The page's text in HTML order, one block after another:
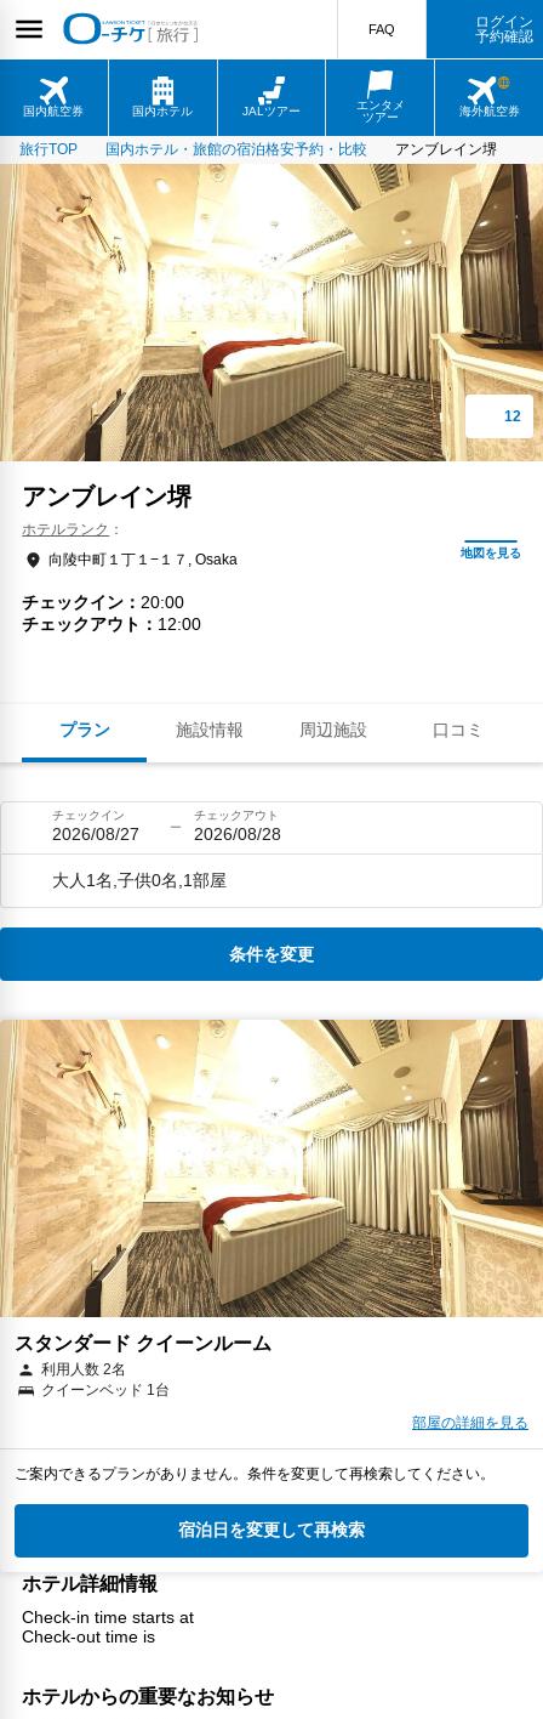
国内航空券 国内ホテル JALツアー
エンタメ
ツアー
海外航空券
FAQ
ログイン
予約確認
旅行TOP 国内ホテル・旅館の宿泊格安予約・比較 アンブレイン堺
プラン 施設情報 周辺施設 口コミ
アンブレイン堺
ホテルランク
向陵中町１丁１−１７, Osaka
チェックイン
20:00
チェックアウト
12:00
チェックイン
2026/08/27
チェックアウト
2026/08/28
大人1名,子供0名,1部屋
条件を変更
スタンダード クイーンルーム
利用人数 2名
クイーンベッド 1台
部屋の詳細を見る
ご案内できるプランがありません。条件を変更して再検索してください。
宿泊日を変更して再検索
ホテル詳細情報
Check-in time starts at
Check-out time is
ホテルからの重要なお知らせ